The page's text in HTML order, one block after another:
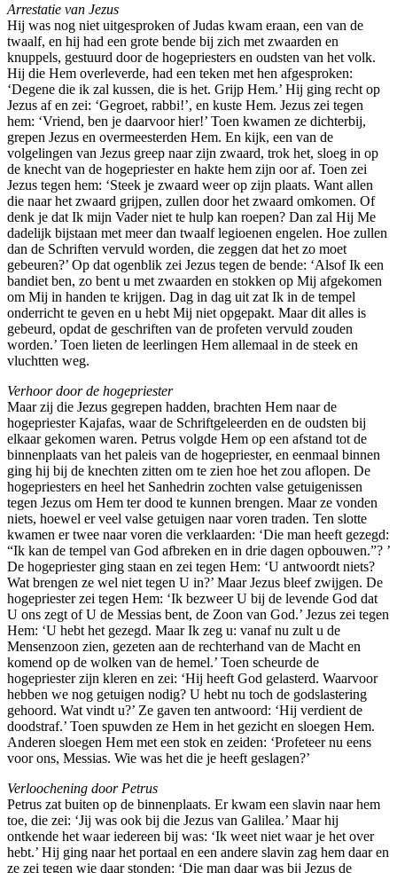
Arrestatie van Jezus
Hij was nog niet uitgesproken of Judas kwam eraan, een van de
twaalf, en hij had een grote bende bij zich met zwaarden en
knuppels, gestuurd door de hogepriesters en oudsten van het volk.
Hij die Hem overleverde, had een teken met hen afgesproken:
‘Degene die ik zal kussen, die is het. Grijp Hem.’ Hij ging recht op
Jezus af en zei: ‘Gegroet, rabbi!’, en kuste Hem. Jezus zei tegen
hem: ‘Vriend, ben je daarvoor hier!’ Toen kwamen ze dichterbij,
grepen Jezus en overmeesterden Hem. En kijk, een van de
volgelingen van Jezus greep naar zijn zwaard, trok het, sloeg in op
de knecht van de hogepriester en hakte hem zijn oor af. Toen zei
Jezus tegen hem: ‘Steek je zwaard weer op zijn plaats. Want allen
die naar het zwaard grijpen, zullen door het zwaard omkomen. Of
denk je dat Ik mijn Vader niet te hulp kan roepen? Dan zal Hij Me
dadelijk bijstaan met meer dan twaalf legioenen engelen. Hoe zullen
dan de Schriften vervuld worden, die zeggen dat het zo moet
gebeuren?’ Op dat ogenblik zei Jezus tegen de bende: ‘Alsof Ik een
bandiet ben, zo bent u met zwaarden en stokken op Mij afgekomen
om Mij in handen te krijgen. Dag in dag uit zat Ik in de tempel
onderricht te geven en u hebt Mij niet opgepakt. Maar dit alles is
gebeurd, opdat de geschriften van de profeten vervuld zouden
worden.’ Toen lieten de leerlingen Hem allemaal in de steek en
vluchtten weg.
Verhoor door de hogepriester
Maar zij die Jezus gegrepen hadden, brachten Hem naar de
hogepriester Kajafas, waar de Schriftgeleerden en de oudsten bij
elkaar gekomen waren. Petrus volgde Hem op een afstand tot de
binnenplaats van het paleis van de hogepriester, en eenmaal binnen
ging hij bij de knechten zitten om te zien hoe het zou aflopen. De
hogepriesters en heel het Sanhedrin zochten valse getuigenissen
tegen Jezus om Hem ter dood te kunnen brengen. Maar ze vonden
niets, hoewel er veel valse getuigen naar voren traden. Ten slotte
kwamen er twee naar voren die verklaarden: ‘Die man heeft gezegd:
“Ik kan de tempel van God afbreken en in drie dagen opbouwen.”? ’
De hogepriester ging staan en zei tegen Hem: ‘U antwoordt niets?
Wat brengen ze wel niet tegen U in?’ Maar Jezus bleef zwijgen. De
hogepriester zei tegen Hem: ‘Ik bezweer U bij de levende God dat
U ons zegt of U de Messias bent, de Zoon van God.’ Jezus zei tegen
Hem: ‘U hebt het gezegd. Maar Ik zeg u: vanaf nu zult u de
Mensenzoon zien, gezeten aan de rechterhand van de Macht en
komend op de wolken van de hemel.’ Toen scheurde de
hogepriester zijn kleren en zei: ‘Hij heeft God gelasterd. Waarvoor
hebben we nog getuigen nodig? U hebt nu toch de godslastering
gehoord. Wat vindt u?’ Ze gaven ten antwoord: ‘Hij verdient de
doodstraf.’ Toen spuwden ze Hem in het gezicht en sloegen Hem.
Anderen sloegen Hem met een stok en zeiden: ‘Profeteer nu eens
voor ons, Messias. Wie was het die je heeft geslagen?’
Verloochening door Petrus
Petrus zat buiten op de binnenplaats. Er kwam een slavin naar hem
toe, die zei: ‘Jij was ook bij die Jezus van Galilea.’ Maar hij
ontkende het waar iedereen bij was: ‘Ik weet niet waar je het over
hebt.’ Hij ging naar het portaal en een andere slavin zag hem daar en
ze zei tegen wie daar stonden: ‘Die man daar was bij Jezus de